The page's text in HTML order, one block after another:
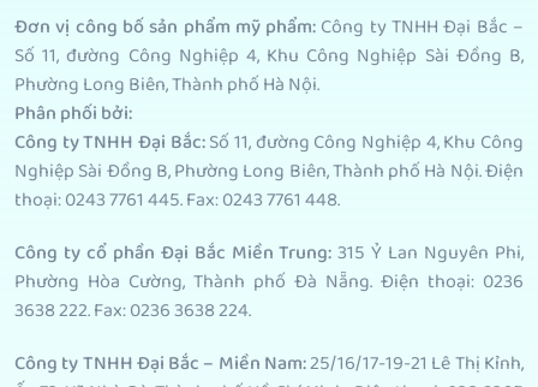
Đơn vị công bố sản phẩm mỹ phẩm: Công ty TNHH Đại Bắc –
Số 11, đường Công Nghiệp 4, Khu Công Nghiệp Sài Đồng B,
Phường Long Biên, Thành phố Hà Nội.
Phân phối bởi:
Công ty TNHH Đại Bắc:Số 11, đường Công Nghiệp 4, Khu Công
Nghiệp Sài Đồng B, Phường Long Biên, Thành phố Hà Nội. Điện
thoại: 0243 7761 445. Fax: 0243 7761 448.
Công ty cổ phần Đại Bắc Miền Trung: 315 Ỷ Lan Nguyên Phi,
Phường Hòa Cường, Thành phố Đà Nẵng. Điện thoại: 0236
3638 222. Fax: 0236 3638 224.
Công ty TNHH Đại Bắc – Miền Nam:25/16/17-19-21 Lê Thị Kỉnh,